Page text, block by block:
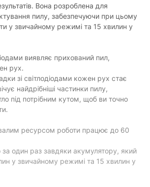
+ Турбо-режим
дБ
л
Вона розроблена для
пилу, забезпечуючи при цьому
у звичайному режимі та 15 хвилин у
виявляє прихований пил,
рух.
зі світлодіодами кожен рух стає
найдрібніші частинки пилу,
під потрібним кутом, щоб ви точно
ресурсом роботи працює до 60
один раз завдяки акумулятору, який
у звичайному режимі та 15 хвилин у